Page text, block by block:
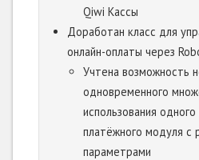
Qiwi Кассы
Доработан класс для
онлайн-оплаты через
Учтена возможность
одновременного
использования
платёжного модуля с
параметрами